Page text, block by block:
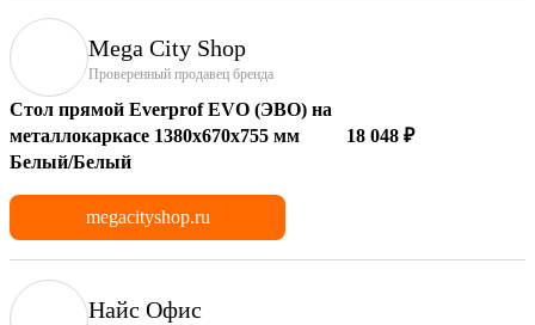
Mega City Shop
Проверенный продавец бренда
Стол прямой Everprof EVO (ЭВО) на
металлокаркасе 1380х670х755 мм
Белый/Белый
18 048 ₽
megacityshop.ru
Найс Офис